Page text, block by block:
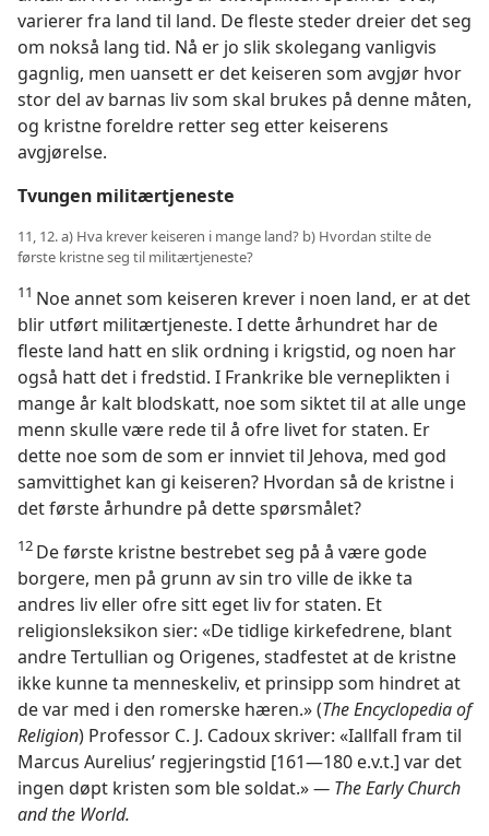
varierer fra land til land. De fleste steder dreier det seg
om nokså lang tid. Nå er jo slik skolegang vanligvis
gagnlig, men uansett er det keiseren som avgjør hvor
stor del av barnas liv som skal brukes på denne måten,
og kristne foreldre retter seg etter keiserens
avgjørelse.
Tvungen militærtjeneste
11, 12. a) Hva krever keiseren i mange land? b) Hvordan stilte de
første kristne seg til militærtjeneste?
11 Noe annet som keiseren krever i noen land, er at det
blir utført militærtjeneste. I dette århundret har de
fleste land hatt en slik ordning i krigstid, og noen har
også hatt det i fredstid. I Frankrike ble verneplikten i
mange år kalt blodskatt, noe som siktet til at alle unge
menn skulle være rede til å ofre livet for staten. Er
dette noe som de som er innviet til Jehova, med god
samvittighet kan gi keiseren? Hvordan så de kristne i
det første århundre på dette spørsmålet?
12 De første kristne bestrebet seg på å være gode
borgere, men på grunn av sin tro ville de ikke ta
andres liv eller ofre sitt eget liv for staten. Et
religionsleksikon sier: «De tidlige kirkefedrene, blant
andre Tertullian og Origenes, stadfestet at de kristne
ikke kunne ta menneskeliv, et prinsipp som hindret at
de var med i den romerske hæren.» (The Encyclopedia of
Religion) Professor C. J. Cadoux skriver: «Iallfall fram til
Marcus Aurelius’ regjeringstid [161—180 e.v.t.] var det
ingen døpt kristen som ble soldat.»— The Early Church
and the World.